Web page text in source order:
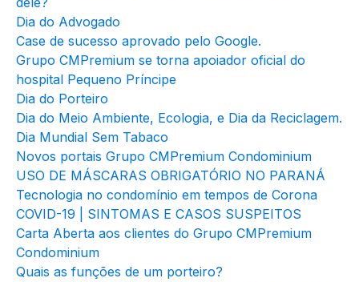
Dia do Advogado
Case de sucesso aprovado pelo Google.
Grupo CMPremium se torna apoiador oficial do
hospital Pequeno Príncipe
Dia do Porteiro
Dia do Meio Ambiente, Ecologia, e Dia da Reciclagem.
Dia Mundial Sem Tabaco
Novos portais Grupo CMPremium Condominium
USO DE MÁSCARAS OBRIGATÓRIO NO PARANÁ
Tecnologia no condomínio em tempos de Corona
COVID-19 | SINTOMAS E CASOS SUSPEITOS
Carta Aberta aos clientes do Grupo CMPremium
Condominium
Quais as funções de um porteiro?